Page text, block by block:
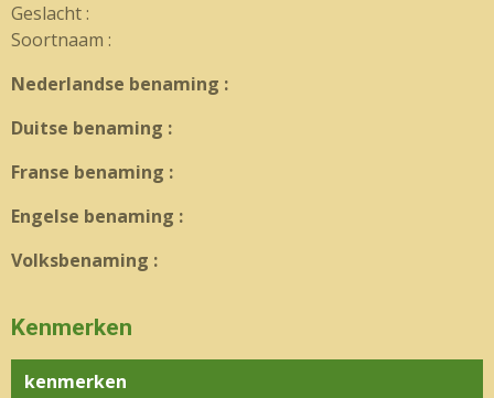
Geslacht :
Soortnaam :
Nederlandse benaming :
Duitse benaming :
Franse benaming :
Engelse benaming :
Volksbenaming :
Kenmerken
kenmerken